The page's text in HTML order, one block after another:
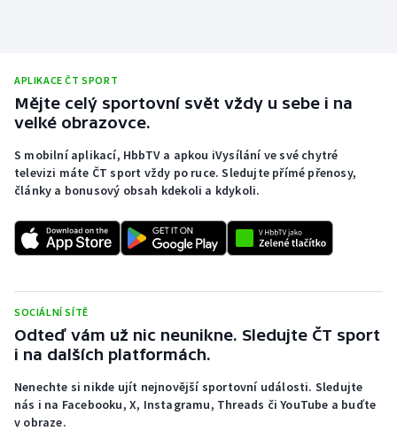
APLIKACE ČT SPORT
Mějte celý sportovní svět vždy u sebe i na
velké obrazovce.
S mobilní aplikací, HbbTV a apkou iVysílání ve své chytré
televizi máte ČT sport vždy po ruce. Sledujte přímé přenosy,
články a bonusový obsah kdekoli a kdykoli.
SOCIÁLNÍ SÍTĚ
Odteď vám už nic neunikne. Sledujte ČT sport
i na dalších platformách.
Nenechte si nikde ujít nejnovější sportovní události. Sledujte
nás i na Facebooku, X, Instagramu, Threads či YouTube a buďte
v obraze.